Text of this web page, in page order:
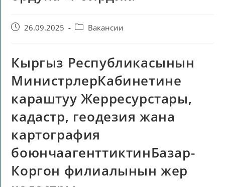
26.09.2025 Вакансии
Кыргыз Республикасынын
МинистрлерКабинетине
караштуу Жерресурстары,
кадастр, геодезия жана
картография
боюнчаагенттиктинБазар-
Коргон филиалынын жер